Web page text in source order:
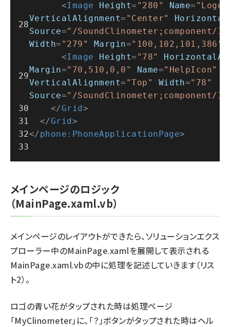
<Image Height= "280" Name=
VerticalAlignment= "Center"
Source="/SoundClinometer;component/
Width= "279" Margin="100,102,101,386"
<Image Height= "78"
Margin="70,510,0,0" Name="HelpIcon"
VerticalAlignment= "Top" Width="78"
Source="/SoundClinometer;component/
</Grid>
</Grid>
</phone:PhoneApplicationPage>
メインページのロジック
（MainPage.xaml.vb）
メインページのレイアウトができたら、ソリューションエクス
プローラー中のMainPage.xamlを展開して表示される
MainPage.xaml.vbの中に処理を記述していきます（リス
ト2）。
ロゴの青い花がタップされた時は処理ページ
「MyClinometer」に、「？」ボタンがタップされた時はヘル